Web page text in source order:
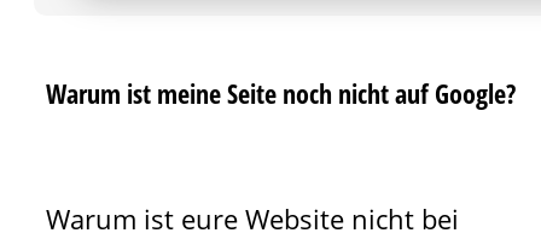
Warum ist meine Seite noch nicht auf Google?
Warum ist eure Website nicht bei